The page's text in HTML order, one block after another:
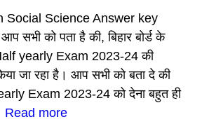
Social Science Answer key
सभी को पता है की, बिहार बोर्ड के
Half yearly Exam 2023-24 की
जा रहा है। आप सभी को बता दे की
Exam 2023-24 को देना बहुत ही
Read more